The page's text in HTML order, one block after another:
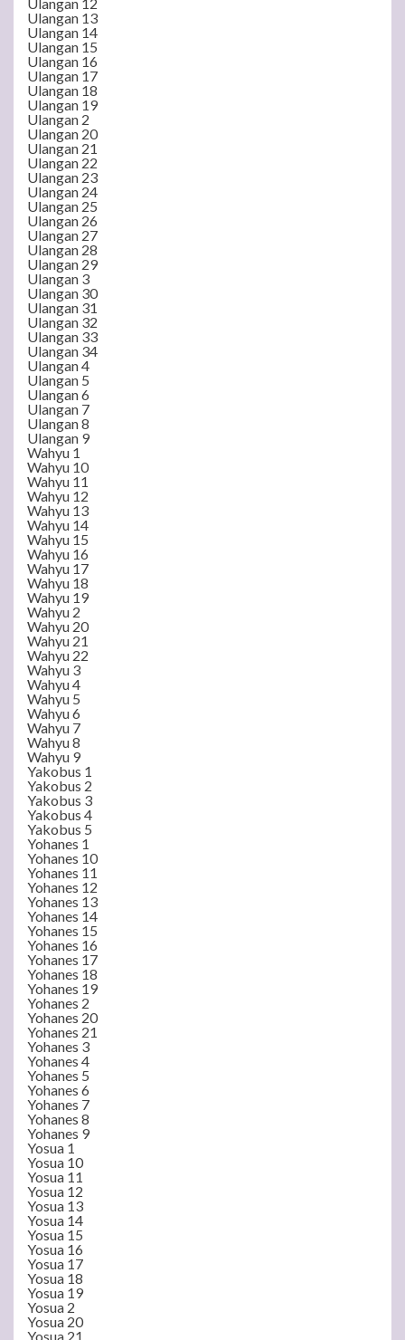
Ulangan 13
Ulangan 14
Ulangan 15
Ulangan 16
Ulangan 17
Ulangan 18
Ulangan 19
Ulangan 2
Ulangan 20
Ulangan 21
Ulangan 22
Ulangan 23
Ulangan 24
Ulangan 25
Ulangan 26
Ulangan 27
Ulangan 28
Ulangan 29
Ulangan 3
Ulangan 30
Ulangan 31
Ulangan 32
Ulangan 33
Ulangan 34
Ulangan 4
Ulangan 5
Ulangan 6
Ulangan 7
Ulangan 8
Ulangan 9
Wahyu 1
Wahyu 10
Wahyu 11
Wahyu 12
Wahyu 13
Wahyu 14
Wahyu 15
Wahyu 16
Wahyu 17
Wahyu 18
Wahyu 19
Wahyu 2
Wahyu 20
Wahyu 21
Wahyu 22
Wahyu 3
Wahyu 4
Wahyu 5
Wahyu 6
Wahyu 7
Wahyu 8
Wahyu 9
Yakobus 1
Yakobus 2
Yakobus 3
Yakobus 4
Yakobus 5
Yohanes 1
Yohanes 10
Yohanes 11
Yohanes 12
Yohanes 13
Yohanes 14
Yohanes 15
Yohanes 16
Yohanes 17
Yohanes 18
Yohanes 19
Yohanes 2
Yohanes 20
Yohanes 21
Yohanes 3
Yohanes 4
Yohanes 5
Yohanes 6
Yohanes 7
Yohanes 8
Yohanes 9
Yosua 1
Yosua 10
Yosua 11
Yosua 12
Yosua 13
Yosua 14
Yosua 15
Yosua 16
Yosua 17
Yosua 18
Yosua 19
Yosua 2
Yosua 20
Yosua 21